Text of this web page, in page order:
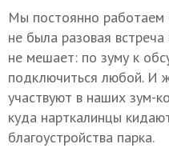
Мы постоянно
не была разовая
не мешает: по зуму к
подключиться любой. И
участвуют в наших зум-
куда нарткалинцы
благоустройства парка.